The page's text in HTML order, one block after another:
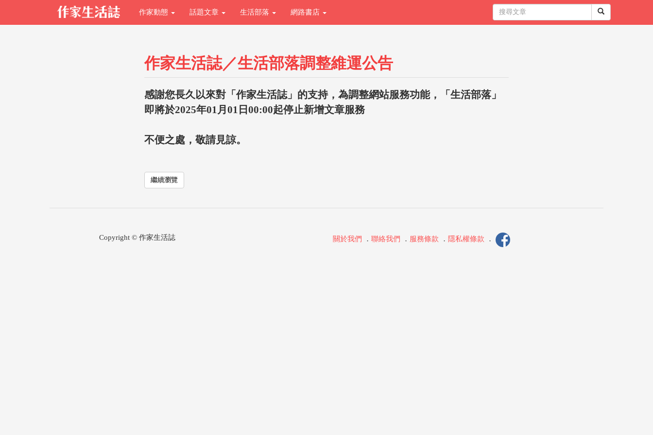
作家動態 話題文章 生活部落 網路書店
作家生活誌／生活部落調整維運公告
感謝您長久以來對「作家生活誌」的支持，為調整網站服務功能，「生活部落」
即將於2025年01月01日00:00起停止新增文章服務
不便之處，敬請見諒。
繼續瀏覽
Copyright © 作家生活誌 關於我們 ． 聯絡我們 ． 服務條款 ． 隱私權條款 ．